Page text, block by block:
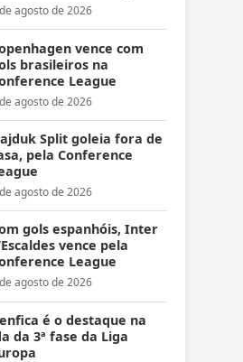
agosto de 2026
vence com
brasileiros na
League
agosto de 2026
Split goleia fora de
pela Conference
agosto de 2026
gols espanhóis, Inter
vence pela
League
agosto de 2026
é o destaque na
da 3ª fase da Liga